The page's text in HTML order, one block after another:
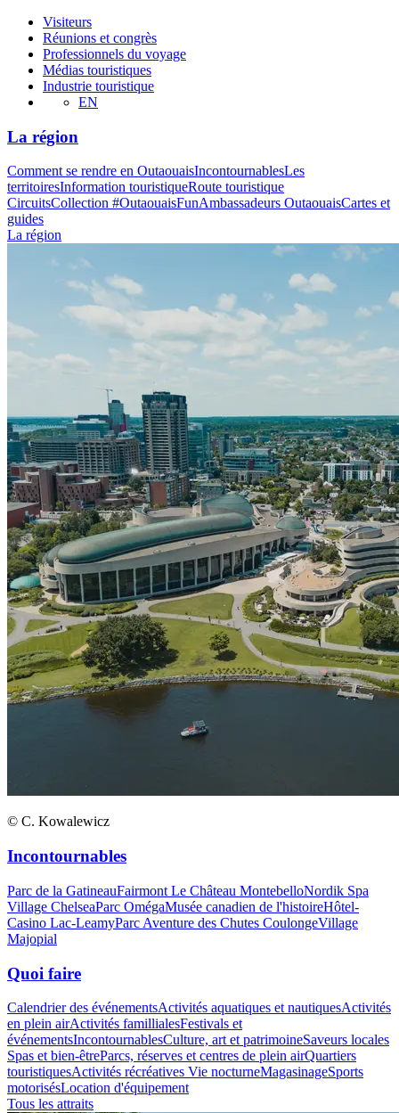
Visiteurs
Réunions et congrès
Professionnels du voyage
Médias touristiques
Industrie touristique
EN
La région
Comment se rendre en OutaouaisIncontournablesLes
territoiresInformation touristiqueRoute touristique
CircuitsCollection #OutaouaisFunAmbassadeurs OutaouaisCartes et
guides
La région
© C. Kowalewicz
Incontournables
Parc de la GatineauFairmont Le Château MontebelloNordik Spa
Village ChelseaParc OmégaMusée canadien de l'histoireHôtel-
Casino Lac-LeamyParc Aventure des Chutes CoulongeVillage
Majopial
Quoi faire
Calendrier des événementsActivités aquatiques et nautiquesActivités
en plein airActivités famillialesFestivals et
événementsIncontournablesCulture, art et patrimoineSaveurs locales
Spas et bien-êtreParcs, réserves et centres de plein airQuartiers
touristiquesActivités récréatives Vie nocturneMagasinageSports
motorisésLocation d'équipement
Tous les attraits